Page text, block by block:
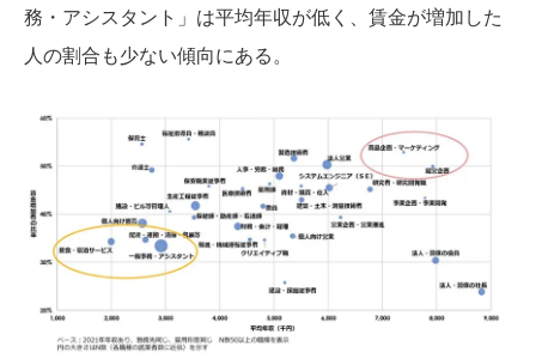
務・アシスタント」は平均年収が低く、賃金が増加した
人の割合も少ない傾向にある。